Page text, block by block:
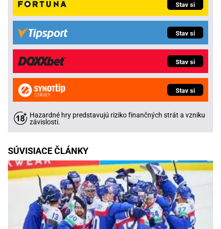
Stav si
Stav si
Stav si
Stav si
Hazardné hry predstavujú riziko finančných strát a vzniku
závislosti.
SÚVISIACE ČLÁNKY